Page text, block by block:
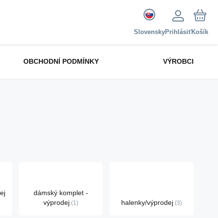
SlovenskyPrihlásiťKošík
OBCHODNÍ PODMÍNKY VÝROBCI
dámský komplet -
výprodej 1 halenky/výprodej 3